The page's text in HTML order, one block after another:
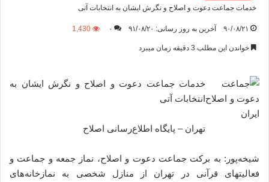
خدمات جماعت دعوت و اصلاح و نگرش ایشان به انتخابات آتی
۹۰/۰۸/۲۱ آخرین به روز رسانی: ۹۱/۰۸/۲۰ ۰ 1,430
خواندن این مطلب 3 دقیقه زمان میبرد
خدمات جماعت دعوت و اصلاح و نگرش ایشان به
انتخابات آتی
تهران – پایگاه اطلاع‌رسانی اصلاح
شیخه‌پور: به‌ برکت جماعت دعوت و اصلاح، نماز جمعه‌ و جماعت و
فعالیتهای قرآنی در تهران از منازل شخصی به‌ نمازخانه‌های